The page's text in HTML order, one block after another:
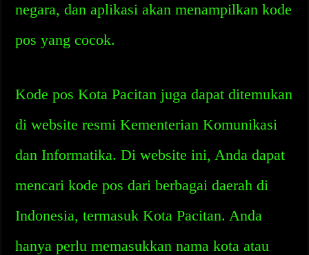
negara, dan aplikasi akan menampilkan kode
pos yang cocok.
Kode pos Kota Pacitan juga dapat ditemukan
di website resmi Kementerian Komunikasi
dan Informatika. Di website ini, Anda dapat
mencari kode pos dari berbagai daerah di
Indonesia, termasuk Kota Pacitan. Anda
hanya perlu memasukkan nama kota atau